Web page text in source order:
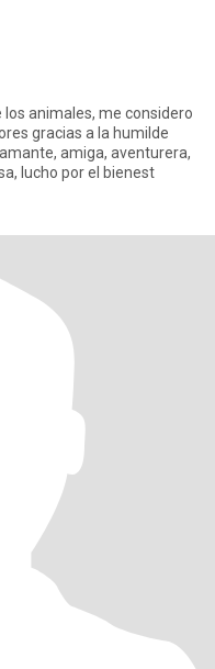
animales, me considero
gracias a la humilde
amiga, aventurera,
lucho por el bienest